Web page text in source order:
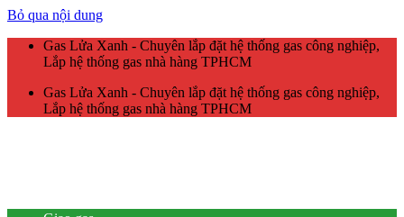
Bỏ qua nội dung
Gas Lửa Xanh - Chuyên lắp đặt hệ thống gas công nghiệp,
Lắp hệ thống gas nhà hàng TPHCM
Gas Lửa Xanh - Chuyên lắp đặt hệ thống gas công nghiệp,
Lắp hệ thống gas nhà hàng TPHCM